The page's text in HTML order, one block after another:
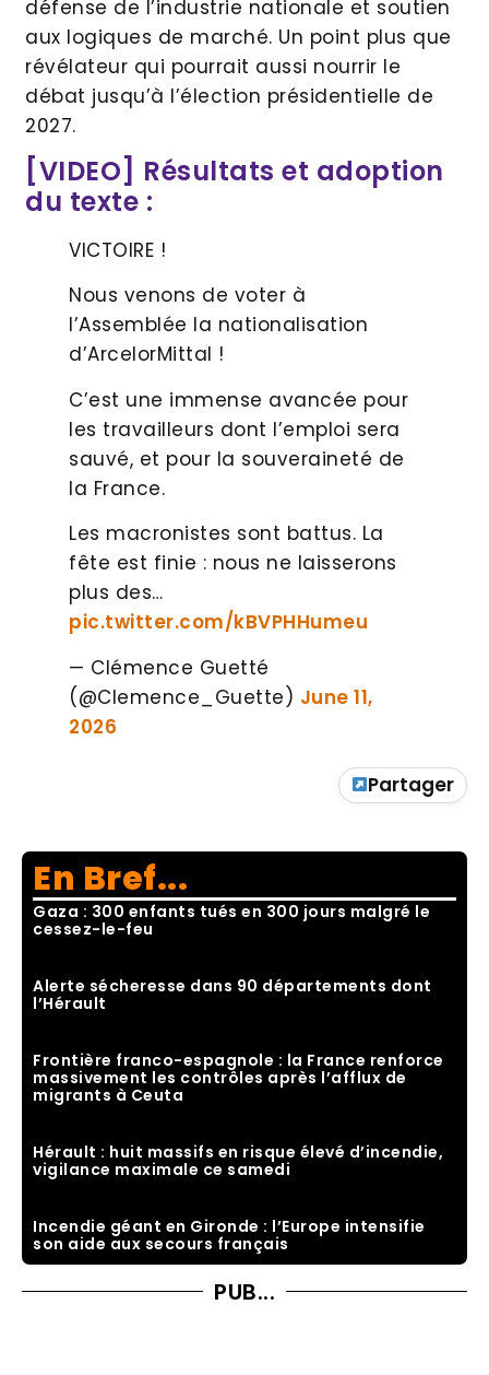
défense de l’industrie nationale et soutien
aux logiques de marché. Un point plus que
révélateur qui pourrait aussi nourrir le
débat jusqu’à l’élection présidentielle de
2027.
[VIDEO] Résultats et adoption
du texte :
VICTOIRE !
Nous venons de voter à
l’Assemblée la nationalisation
d’ArcelorMittal !
C’est une immense avancée pour
les travailleurs dont l’emploi sera
sauvé, et pour la souveraineté de
la France.
Les macronistes sont battus. La
fête est finie : nous ne laisserons
plus des…
pic.twitter.com/kBVPHHumeu
— Clémence Guetté
(@Clemence_Guette) June 11,
2026
Partager
En Bref...
Gaza : 300 enfants tués en 300 jours malgré le
cessez-le-feu
Alerte sécheresse dans 90 départements dont
l’Hérault
Frontière franco-espagnole : la France renforce
massivement les contrôles après l’afflux de
migrants à Ceuta
Hérault : huit massifs en risque élevé d’incendie,
vigilance maximale ce samedi
Incendie géant en Gironde : l’Europe intensifie
son aide aux secours français
PUB...